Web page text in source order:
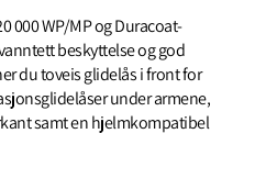
000 WP/MP og Duracoat-
beskyttelse og god
du toveis glidelås i front for
under armene,
samt en hjelmkompatibel